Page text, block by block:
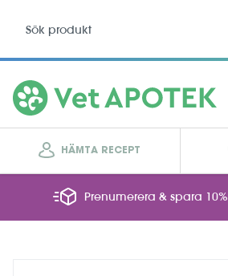
HÄMTA RECEPT
Prenumerera & spara 10%